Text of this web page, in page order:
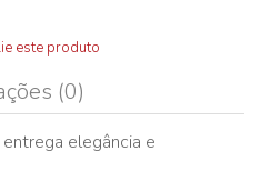
este produto
(0)
elegância e